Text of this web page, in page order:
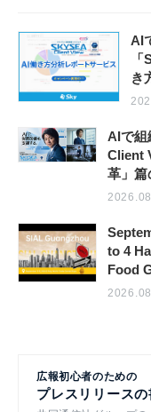
AI
き
AIで組
Client
革」篇
to 4
Food
広報初心者のための
プレスリリース